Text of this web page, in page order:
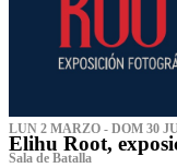
LUN 2 MARZO - DOM 30
Elihu Root,
Sala de Batalla